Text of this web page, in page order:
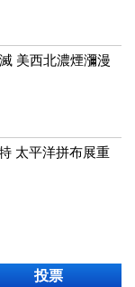
美西北濃煙瀰漫
太平洋拼布展重
投票